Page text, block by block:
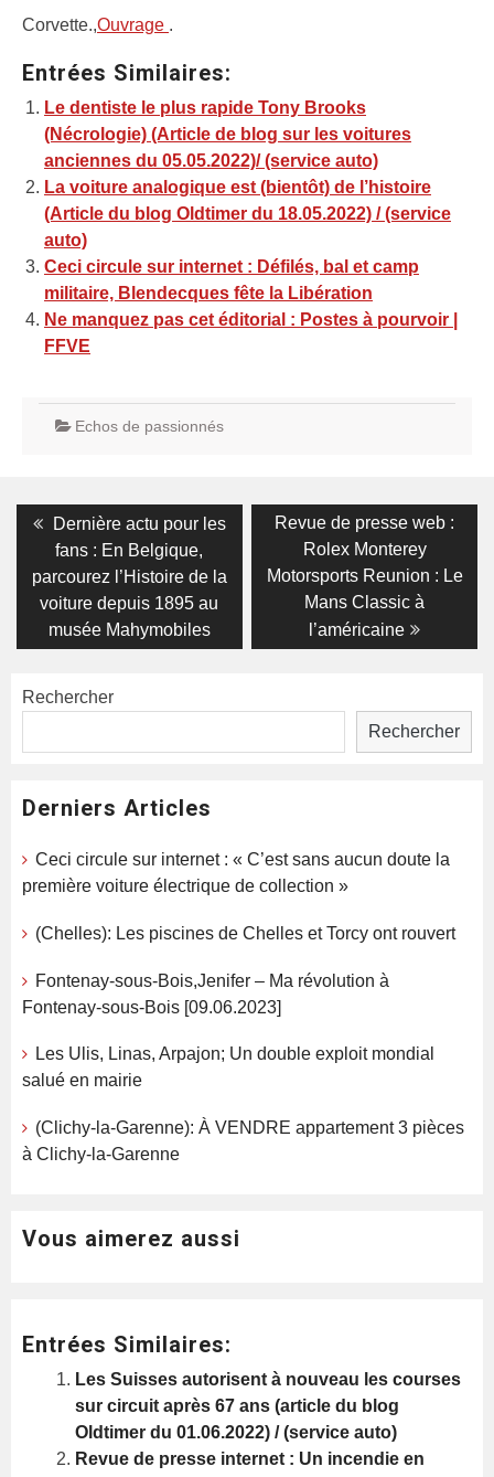
Corvette.,Ouvrage .
Entrées Similaires:
Le dentiste le plus rapide Tony Brooks
(Nécrologie) (Article de blog sur les voitures
anciennes du 05.05.2022)/ (service auto)
La voiture analogique est (bientôt) de l’histoire
(Article du blog Oldtimer du 18.05.2022) / (service
auto)
Ceci circule sur internet : Défilés, bal et camp
militaire, Blendecques fête la Libération
Ne manquez pas cet éditorial : Postes à pourvoir |
FFVE
Echos de passionnés
Navigation
l’article
Previous
post:
Dernière actu pour les
fans : En Belgique,
parcourez l’Histoire de la
voiture depuis 1895 au
musée Mahymobiles
Next
post:
Revue de presse web :
Rolex Monterey
Motorsports Reunion : Le
Mans Classic à
l’américaine
Rechercher
Rechercher
Derniers Articles
Ceci circule sur internet : « C’est sans aucun doute la
première voiture électrique de collection »
(Chelles): Les piscines de Chelles et Torcy ont rouvert
Fontenay-sous-Bois,Jenifer – Ma révolution à
Fontenay-sous-Bois [09.06.2023]
Les Ulis, Linas, Arpajon; Un double exploit mondial
salué en mairie
(Clichy-la-Garenne): À VENDRE appartement 3 pièces
à Clichy-la-Garenne
Vous aimerez aussi
Entrées Similaires:
Les Suisses autorisent à nouveau les courses
sur circuit après 67 ans (article du blog
Oldtimer du 01.06.2022) / (service auto)
Revue de presse internet : Un incendie en